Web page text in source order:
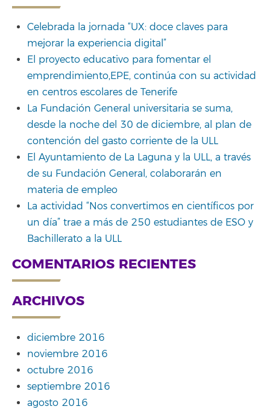
Celebrada la jornada “UX: doce claves para
mejorar la experiencia digital”
El proyecto educativo para fomentar el
emprendimiento,EPE, continúa con su actividad
en centros escolares de Tenerife
La Fundación General universitaria se suma,
desde la noche del 30 de diciembre, al plan de
contención del gasto corriente de la ULL
El Ayuntamiento de La Laguna y la ULL, a través
de su Fundación General, colaborarán en
materia de empleo
La actividad “Nos convertimos en científicos por
un día” trae a más de 250 estudiantes de ESO y
Bachillerato a la ULL
COMENTARIOS RECIENTES
ARCHIVOS
diciembre 2016
noviembre 2016
octubre 2016
septiembre 2016
agosto 2016